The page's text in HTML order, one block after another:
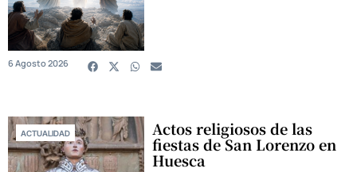
6 Agosto 2026
ACTUALIDAD Actos religiosos de las
fiestas de San Lorenzo en
Huesca